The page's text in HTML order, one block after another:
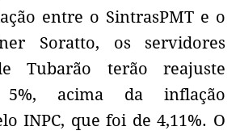
entre o SintrasPMT e o
Soratto, os servidores
Tubarão terão reajuste
acima da inflação
INPC, que foi de 4,11%. O